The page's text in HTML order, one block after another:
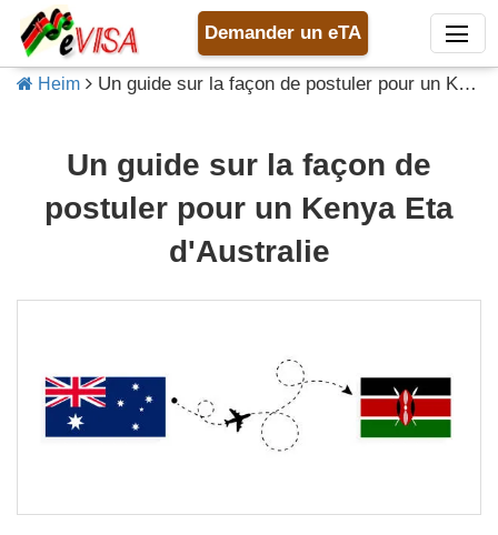
Demander un eTA
Heim Un guide sur la façon de postuler pour un Kenya Eta d'Australie
Un guide sur la façon de
postuler pour un Kenya Eta
d'Australie